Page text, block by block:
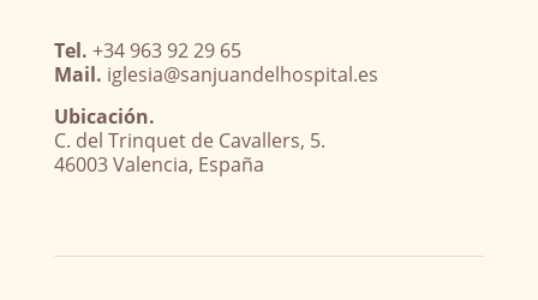
Tel. +34 963 92 29 65
Mail. iglesia@sanjuandelhospital.es
Ubicación.
C. del Trinquet de Cavallers, 5.
46003 Valencia, España